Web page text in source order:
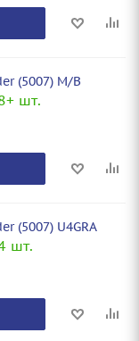
(5007) M/B
шт.
(5007) U4GRA
шт.